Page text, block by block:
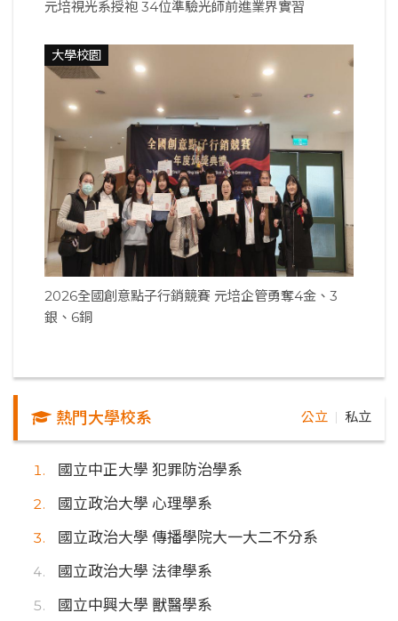
元培視光系授袍 34位準驗光師前進業界實習
大學校園
2026全國創意點子行銷競賽 元培企管勇奪4金、3
銀、6銅
熱門大學校系 公立 私立
國立中正大學 犯罪防治學系
國立政治大學 心理學系
國立政治大學 傳播學院大一大二不分系
國立政治大學 法律學系
國立中興大學 獸醫學系